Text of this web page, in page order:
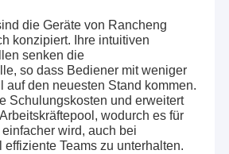
die Geräte von Rancheng
konzipiert. Ihre intuitiven
senken die
so dass Bediener mit weniger
auf den neuesten Stand kommen.
Schulungskosten und erweitert
wodurch es für
wird, auch bei
effiziente Teams zu unterhalten.
Co., Ltd., mit Sitz in der